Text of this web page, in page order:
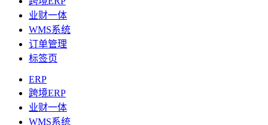
业财一体
WMS系统
订单管理
标签页
ERP
跨境ERP
业财一体
WMS系统